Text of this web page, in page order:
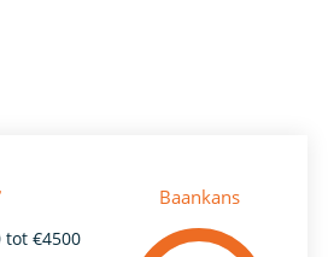
tot €4500
Baankans